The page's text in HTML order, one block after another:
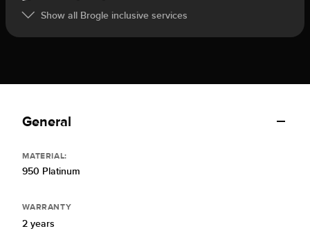
Show all Brogle inclusive services
General
MATERIAL:
950 Platinum
WARRANTY
2 years